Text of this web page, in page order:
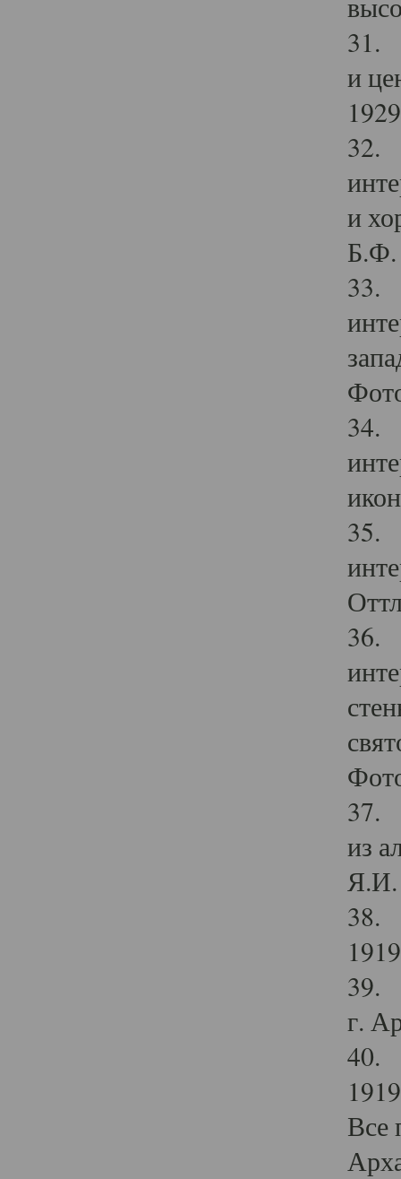
31.
и
32.
и
Б.Ф.
33.
34.
35.
36.
37.
из
Я.И.
38.
39.
г.
40.
Все